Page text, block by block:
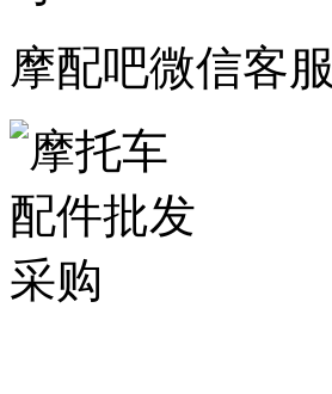
摩配吧微信客服